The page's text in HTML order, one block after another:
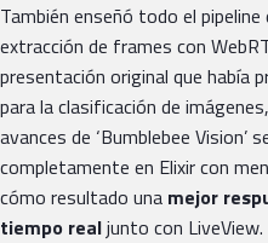
También enseñó todo el
extracción de frames con
presentación original que había
para la clasificación de
avances de ‘Bumblebee Vision’
completamente en Elixir con
cómo resultado una mejor
tiempo realjunto con LiveView.